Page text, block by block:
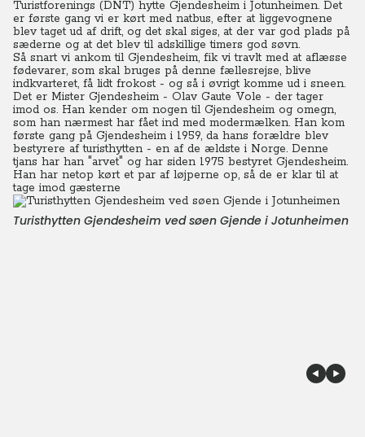
Turistforenings (DNT) hytte Gjendesheim i Jotunheimen. Det
er første gang vi er kørt med natbus, efter at liggevognene
blev taget ud af drift, og det skal siges, at der var god plads på
sæderne og at det blev til adskillige timers god søvn.
Så snart vi ankom til Gjendesheim, fik vi travlt med at aflæsse
fødevarer, som skal bruges på denne fællesrejse, blive
indkvarteret, få lidt frokost - og så i øvrigt komme ud i sneen.
Det er Mister Gjendesheim - Olav Gaute Vole - der tager
imod os. Han kender om nogen til Gjendesheim og omegn,
som han nærmest har fået ind med modermælken. Han kom
første gang på Gjendesheim i 1959, da hans forældre blev
bestyrere af turisthytten - en af de ældste i Norge. Denne
tjans har han "arvet" og har siden 1975 bestyret Gjendesheim.
Han har netop kørt et par af løjperne op, så de er klar til at
tage imod gæsterne
Turisthytten Gjendesheim ved søen Gjende i Jotunheimen